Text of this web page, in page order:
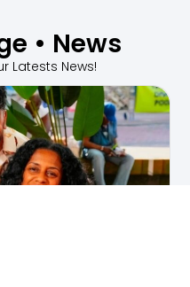
• News
Latests News!